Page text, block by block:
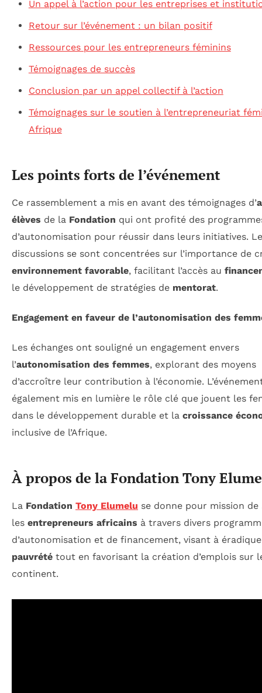
Un appel à l’action pour les entreprises et
Retour sur l’événement : un bilan positif
Ressources pour les entrepreneurs féminins
Témoignages de succès
Conclusion par un appel collectif à l’action
Témoignages sur le soutien à l’entrepreneuriat
Afrique
Les points forts de l’événement
Ce rassemblement a mis en avant des témoignages d’
élèves de la Fondation qui ont profité des
d’autonomisation pour réussir dans leurs initiatives.
discussions se sont concentrées sur l’importance de
environnement favorable, facilitant l’accès au
le développement de stratégies de mentorat.
Engagement en faveur de l’autonomisation des
Les échanges ont souligné un engagement envers
l’autonomisation des femmes, explorant des moyens
d’accroître leur contribution à l’économie.
également mis en lumière le rôle clé que jouent les
dans le développement durable et la croissance
inclusive de l’Afrique.
À propos de la Fondation Tony
La Fondation Tony Elumelu se donne pour mission
les entrepreneurs africains à travers divers
d’autonomisation et de financement, visant à
pauvrété tout en favorisant la création d’emplois sur
continent.